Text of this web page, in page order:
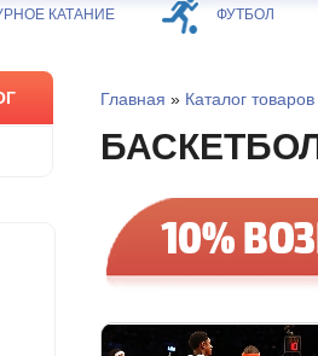
КАТАНИЕ ФУТБОЛ
Главная » Каталог товаров